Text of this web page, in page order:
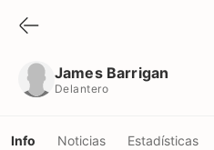
James Barrigan
Delantero
Info Noticias Estadísticas